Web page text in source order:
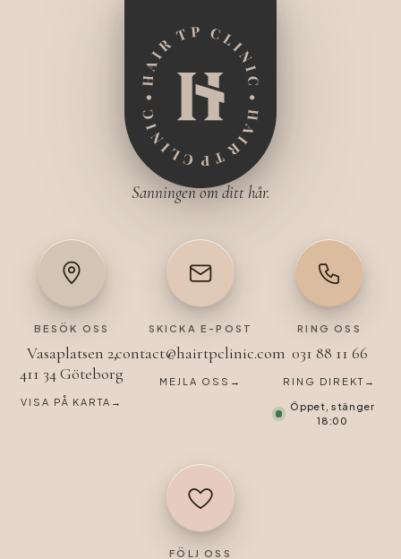
Sanningen om ditt hår.
BESÖK OSS
Vasaplatsen 2,
411 34 Göteborg
VISA PÅ KARTA →
SKICKA E-POST
contact@hairtpclinic.com
MEJLA OSS →
RING OSS
031 88 11 66
RING DIREKT →
Öppet, stänger
18:00
FÖLJ OSS